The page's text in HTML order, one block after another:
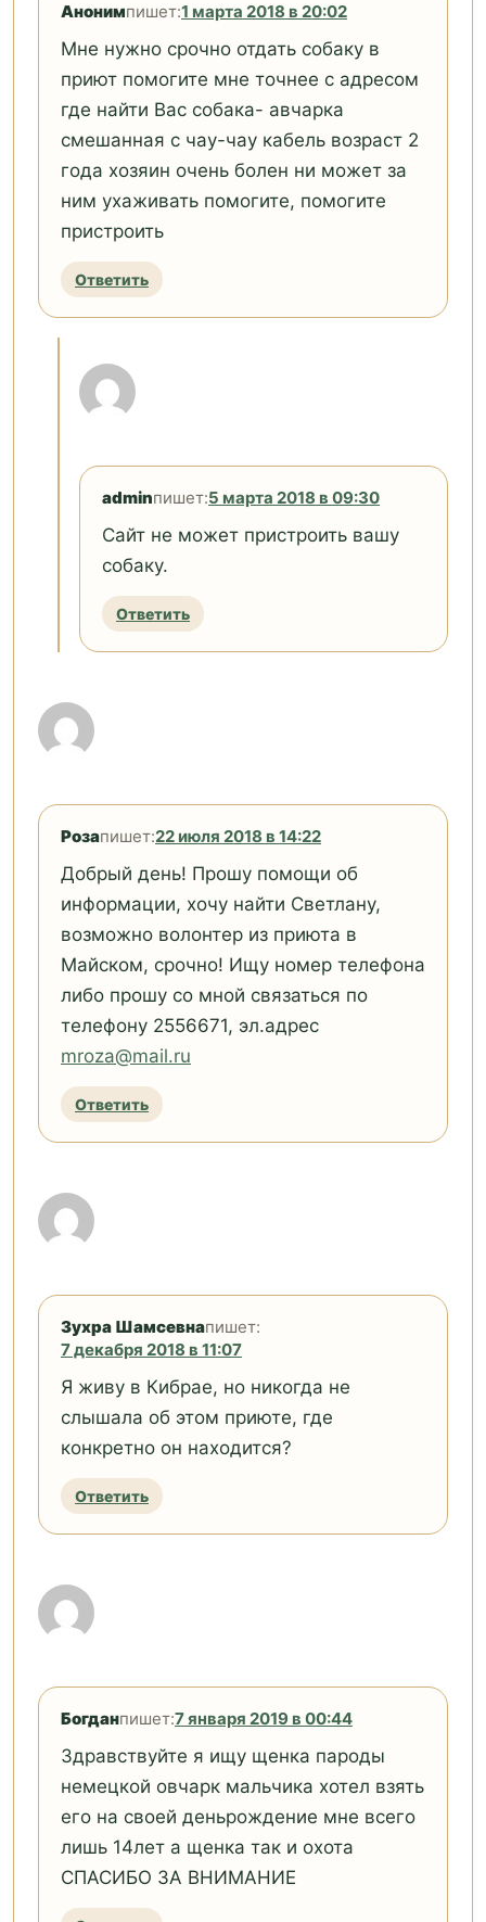
Анонимпишет:1 марта 2018 в 20:02
Мне нужно срочно отдать собаку в
приют помогите мне точнее с адресом
где найти Вас собака- авчарка
смешанная с чау-чау кабель возраст 2
года хозяин очень болен ни может за
ним ухаживать помогите, помогите
пристроить
Ответить
adminпишет:5 марта 2018 в 09:30
Сайт не может пристроить вашу
собаку.
Ответить
Розапишет:22 июля 2018 в 14:22
Добрый день! Прошу помощи об
информации, хочу найти Светлану,
возможно волонтер из приюта в
Майском, срочно! Ищу номер телефона
либо прошу со мной связаться по
телефону 2556671, эл.адрес
mroza@mail.ru
Ответить
Зухра Шамсевнапишет:
7 декабря 2018 в 11:07
Я живу в Кибрае, но никогда не
слышала об этом приюте, где
конкретно он находится?
Ответить
Богданпишет:7 января 2019 в 00:44
Здравствуйте я ищу щенка пароды
немецкой овчарк мальчика хотел взять
его на своей деньрождение мне всего
лишь 14лет а щенка так и охота
СПАСИБО ЗА ВНИМАНИЕ